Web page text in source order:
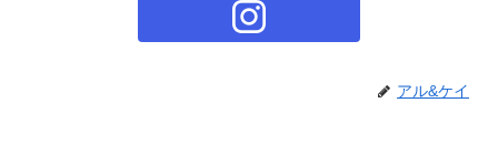
アル&ケイ